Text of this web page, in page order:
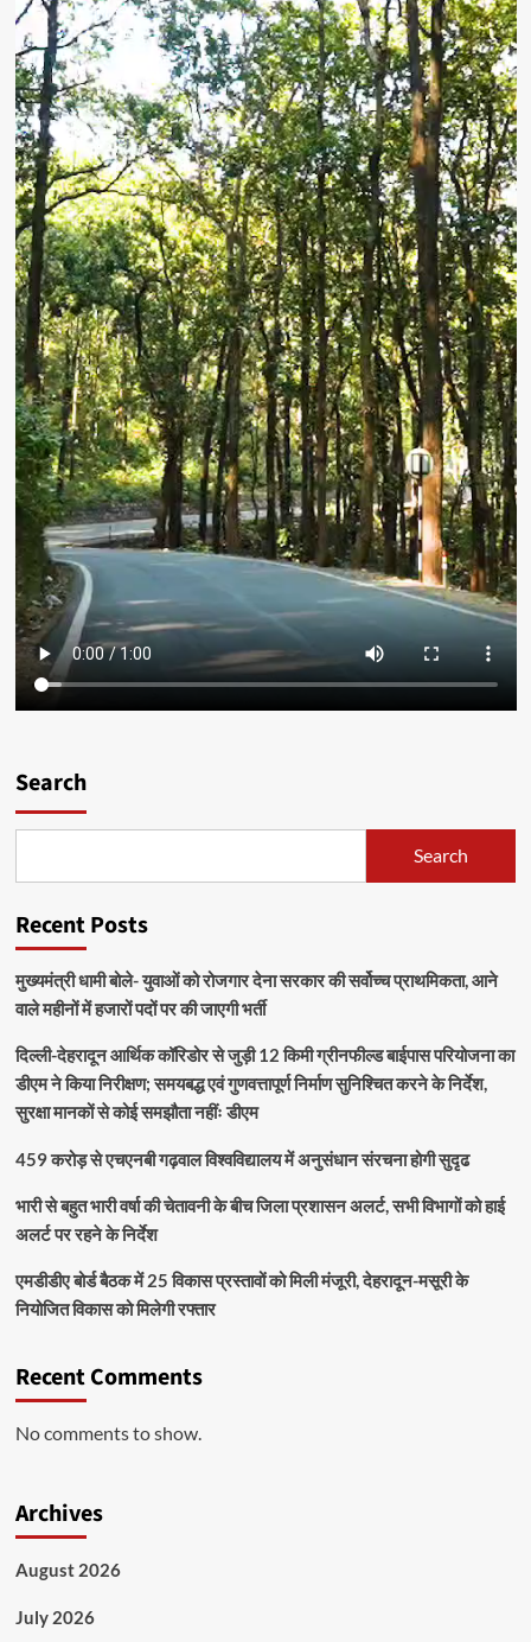
Search
Search
Recent Posts
मुख्यमंत्री धामी बोले- युवाओं को रोजगार देना सरकार की सर्वोच्च प्राथमिकता, आने
वाले महीनों में हजारों पदों पर की जाएगी भर्ती
दिल्ली-देहरादून आर्थिक कॉरिडोर से जुड़ी 12 किमी ग्रीनफील्ड बाईपास परियोजना का
डीएम ने किया निरीक्षण; समयबद्ध एवं गुणवत्तापूर्ण निर्माण सुनिश्चित करने के निर्देश,
सुरक्षा मानकों से कोई समझौता नहींः डीएम
459 करोड़ से एचएनबी गढ़वाल विश्वविद्यालय में अनुसंधान संरचना होगी सुदृढ
भारी से बहुत भारी वर्षा की चेतावनी के बीच जिला प्रशासन अलर्ट, सभी विभागों को हाई
अलर्ट पर रहने के निर्देश
एमडीडीए बोर्ड बैठक में 25 विकास प्रस्तावों को मिली मंजूरी, देहरादून-मसूरी के
नियोजित विकास को मिलेगी रफ्तार
Recent Comments
No comments to show.
Archives
August 2026
July 2026